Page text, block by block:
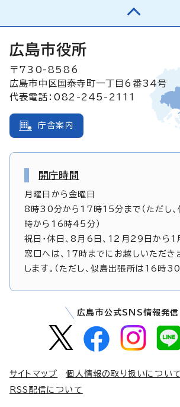
広島市役所
〒730-8586
広島市中区国泰寺町一丁目6番34号
代表電話：082-245-2111
庁舎案内
開庁時間
月曜日から金曜日
8時30分から17時15分まで（ただし、
時から16時45分）
祝日・休日、8月6日、12月29日から1
窓口へは、17時までにお越しいただき
します。（ただし、似島出張所は16時30
広島市公式SNS情報発信
サイトマップ 個人情報の取り扱いについて
RSS配信について